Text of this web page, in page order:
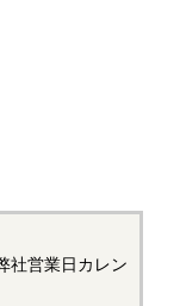
社営業日カレン